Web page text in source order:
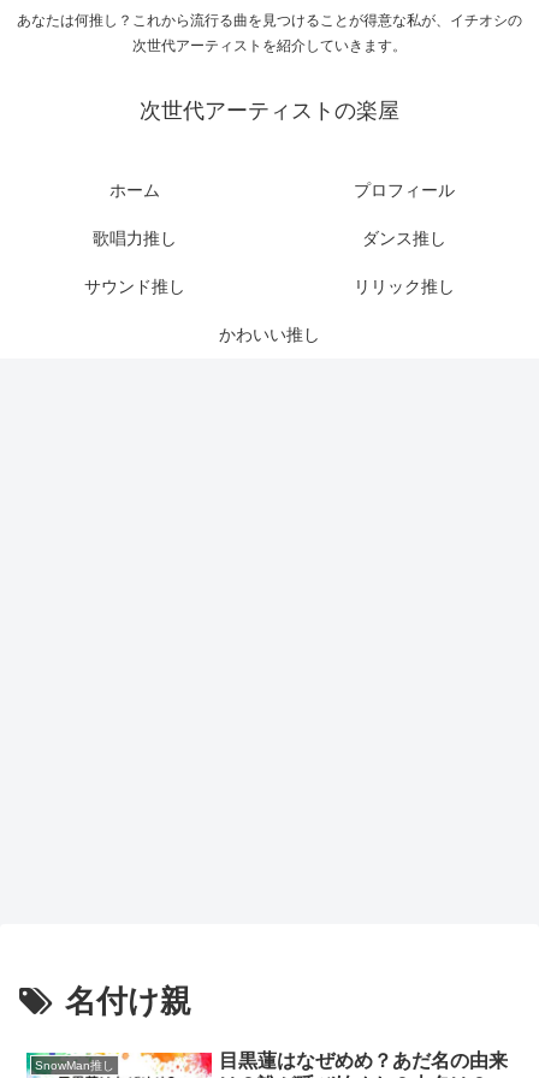
あなたは何推し？これから流行る曲を見つけることが得意な私が、イチオシの
次世代アーティストを紹介していきます。
次世代アーティストの楽屋
ホーム プロフィール
歌唱力推し ダンス推し
サウンド推し リリック推し
かわいい推し
名付け親
SnowMan推し
目黒蓮はなぜめめ？あだ名の由来